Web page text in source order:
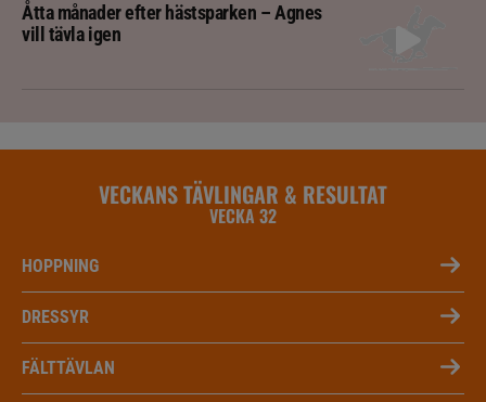
Åtta månader efter hästsparken – Agnes
vill tävla igen
VECKANS TÄVLINGAR & RESULTAT
VECKA 32
HOPPNING
DRESSYR
FÄLTTÄVLAN